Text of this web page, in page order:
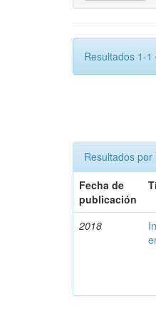
Resultados 1-1
Resultados por
Fecha de
publicación
2018